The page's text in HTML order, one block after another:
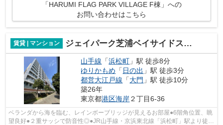
「HARUMI FLAG PARK VILLAGE F棟」への
お問い合わせはこちら
賃貸 | マンション ジェイパーク芝浦ベイサイドスクエア
山手線 「浜松町 」駅 徒歩8分
ゆりかもめ 「 日の出 」駅 徒歩3分
都営大江戸線 「大門 」駅 徒歩10分
築26年
東京都港区海岸２丁目6-36
ベランダから海を臨む、レインボーブリッジが見えるお部屋●6階角位置、眺
望良好●２重サッシで防音性◎●JR山手線・京浜東北線「浜松町」駅より徒歩